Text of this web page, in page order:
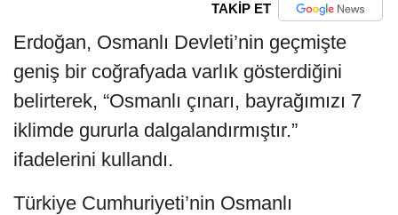
TAKİP ET
Erdoğan, Osmanlı Devleti’nin geçmişte
geniş bir coğrafyada varlık gösterdiğini
belirterek, “Osmanlı çınarı, bayrağımızı 7
iklimde gururla dalgalandırmıştır.”
ifadelerini kullandı.
Türkiye Cumhuriyeti’nin Osmanlı